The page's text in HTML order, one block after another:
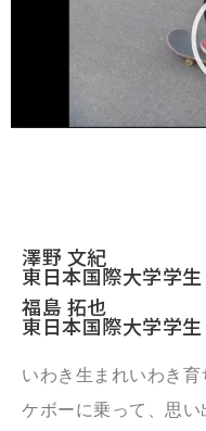
澤野 文紀
東日本国際大学学
福島 拓也
東日本国際大学学
いわき生まれいわき
ケボーに乗って、思